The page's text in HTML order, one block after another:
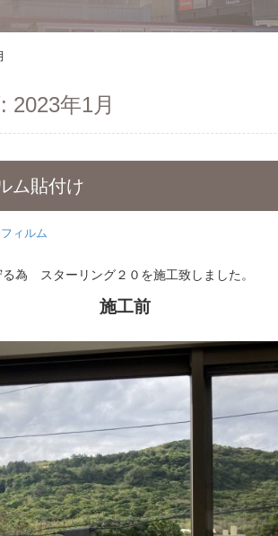
2023年1月
ム貼付け
ィルム
為 スターリング２０を施工致しました。
施工前